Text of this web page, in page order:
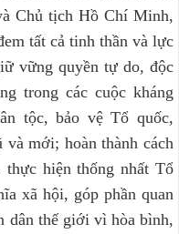
Chủ tịch Hồ Chí Minh,
tất cả tinh thần và lực
vững quyền tự do, độc
trong các cuộc kháng
tộc, bảo vệ Tổ quốc,
và mới; hoàn thành cách
thực hiện thống nhất Tổ
xã hội, góp phần quan
dân thế giới vì hòa bình,